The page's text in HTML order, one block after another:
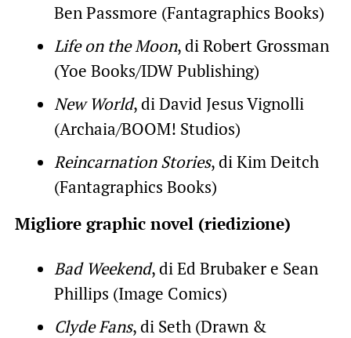
Ben Passmore (Fantagraphics Books)
Life on the Moon, di Robert Grossman
(Yoe Books/IDW Publishing)
New World, di David Jesus Vignolli
(Archaia/BOOM! Studios)
Reincarnation Stories, di Kim Deitch
(Fantagraphics Books)
Migliore graphic novel (riedizione)
Bad Weekend, di Ed Brubaker e Sean
Phillips (Image Comics)
Clyde Fans, di Seth (Drawn &